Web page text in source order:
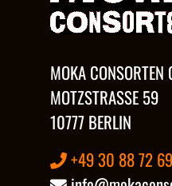
MOKA CONSORTEN
MOTZSTRASSE 59
10777 BERLIN
+49 30 88 72